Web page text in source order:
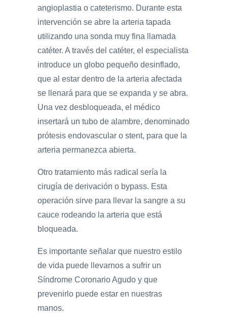
angioplastia o cateterismo. Durante esta
intervención se abre la arteria tapada
utilizando una sonda muy fina llamada
catéter. A través del catéter, el especialista
introduce un globo pequeño desinflado,
que al estar dentro de la arteria afectada
se llenará para que se expanda y se abra.
Una vez desbloqueada, el médico
insertará un tubo de alambre, denominado
prótesis endovascular o stent, para que la
arteria permanezca abierta.
Otro tratamiento más radical sería la
cirugía de derivación o bypass. Esta
operación sirve para llevar la sangre a su
cauce rodeando la arteria que está
bloqueada.
Es importante señalar que nuestro estilo
de vida puede llevarnos a sufrir un
Síndrome Coronario Agudo y que
prevenirlo puede estar en nuestras
manos.